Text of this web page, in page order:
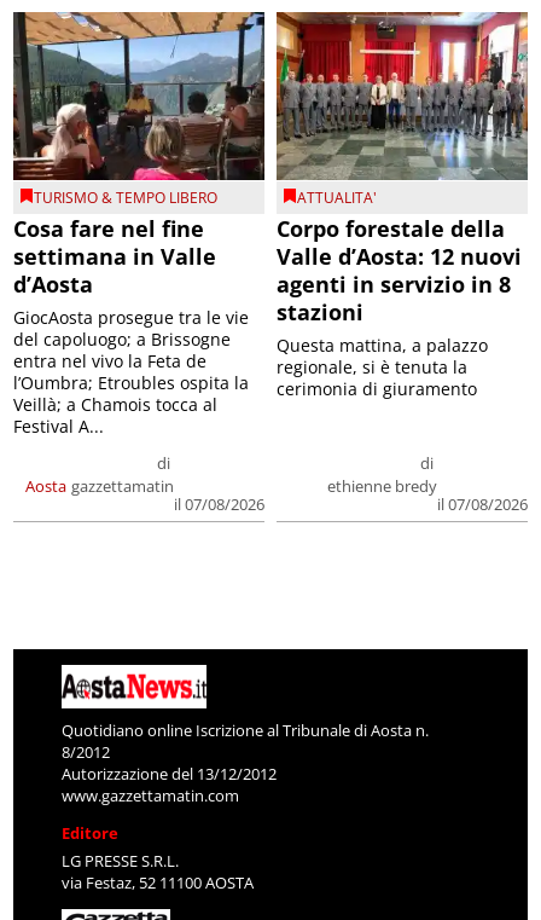
TURISMO & TEMPO LIBERO
Cosa fare nel fine
settimana in Valle
d’Aosta
Aosta
di
gazzettamatin
il 07/08/2026
GiocAosta prosegue tra le vie
del capoluogo; a Brissogne
entra nel vivo la Feta de
l’Oumbra; Etroubles ospita la
Veillà; a Chamois tocca al
Festival A...
ATTUALITA'
Corpo forestale della
Valle d’Aosta: 12 nuovi
agenti in servizio in 8
stazioni
di
ethienne bredy
il 07/08/2026
Questa mattina, a palazzo
regionale, si è tenuta la
cerimonia di giuramento
Quotidiano online Iscrizione al Tribunale di Aosta n.
8/2012
Autorizzazione del 13/12/2012
www.gazzettamatin.com
Editore
LG PRESSE S.R.L.
via Festaz, 52 11100 AOSTA